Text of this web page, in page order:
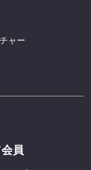
ャー
員